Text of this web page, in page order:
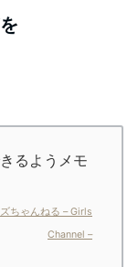
るようメモ
ちゃんねる – Girls
Channel –